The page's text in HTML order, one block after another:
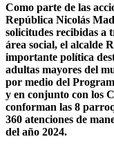
Como parte de las
República Nicolás
solicitudes recibidas a
área social, el alcalde
importante política
adultas mayores del
por medio del
y en conjunto con los
conforman las 8
360 atenciones de
del año 2024.